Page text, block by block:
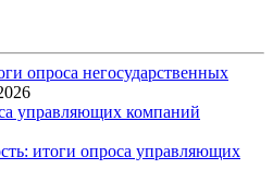
опроса негосударственных
управляющих компаний
итоги опроса управляющих